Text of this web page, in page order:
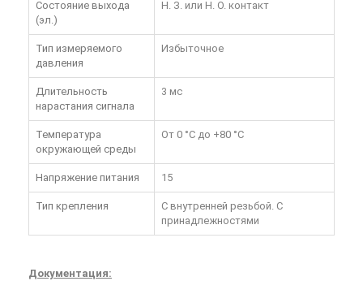
Состояние выхода
(эл.)
Н. З. или Н. О. контакт
Тип измеряемого
давления
Избыточное
Длительность
нарастания сигнала
3 мс
Температура
окружающей среды
От 0 °C до +80 °C
Напряжение питания 15
Тип крепления
С внутренней резьбой. С
принадлежностями
Документация: